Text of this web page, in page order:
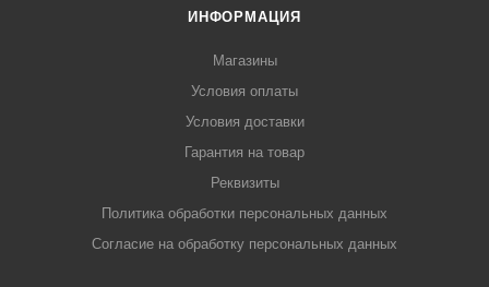
ИНФОРМАЦИЯ
Магазины
Условия оплаты
Условия доставки
Гарантия на товар
Реквизиты
Политика обработки персональных данных
Согласие на обработку персональных данных